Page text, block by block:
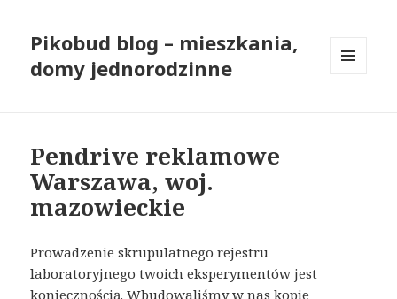
Pikobud blog – mieszkania,
domy jednorodzinne
Pendrive reklamowe
Warszawa, woj.
mazowieckie
Prowadzenie skrupulatnego rejestru
laboratoryjnego twoich eksperymentów jest
koniecznością. Wbudowaliśmy w nas kopie